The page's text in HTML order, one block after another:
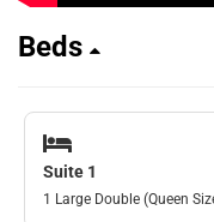
Beds
Suite 1
1 Large Double (Queen